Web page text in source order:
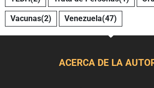
Vacunas(2) Venezuela(47)
ACERCA DE LA